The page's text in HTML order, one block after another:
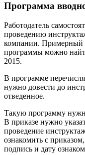
Программа
Работодатель
проведению
компании. Примерный
программы можно
2015.
В программе
нужно довести до
отведенное.
Такую программу
В приказе нужно
проведение
ознакомить с
подпись и дату